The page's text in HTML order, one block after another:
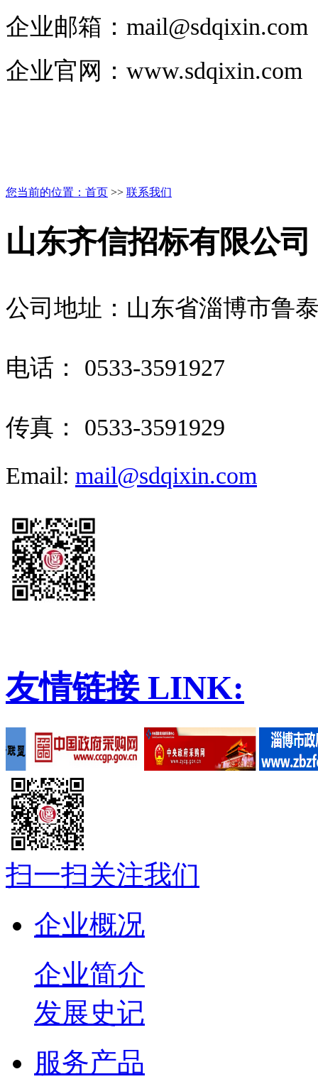
企业邮箱： mail@sdqixin.com
企业官网 ： www.sdqixin.com
您当前的位置： 首页 >> 联系我们
山东齐信招标有限公司
公司地址：山东省淄博市鲁
电话： 0533-3591927
传真： 0533-3591929
Email: mail@sdqixin.com
友情链接LINK:
扫一扫关注我们
企业概况
企业简介
发展史记
服务产品